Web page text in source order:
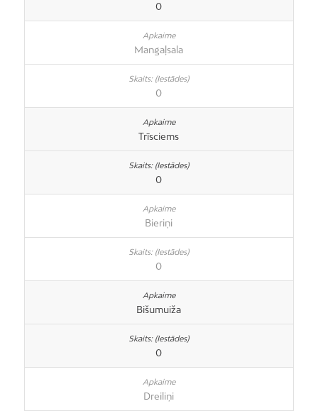
0
Mangaļsala
0
Trīsciems
0
Bieriņi
0
Bišumuiža
0
Dreiliņi